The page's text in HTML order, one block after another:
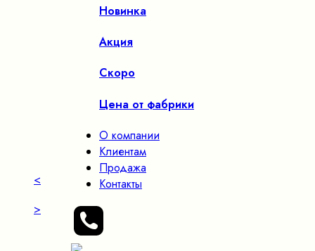
Новинка
Акция
Скоро
Цена от фабрики
О компании
Клиентам
Продажа
Контакты
<
>